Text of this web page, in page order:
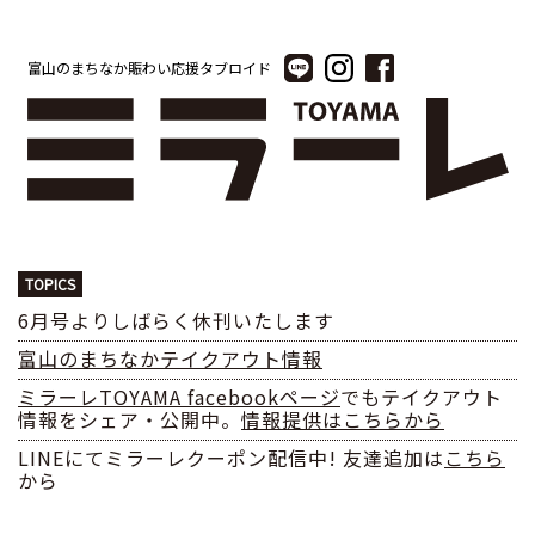
富山のまちなか賑わい応援タブロイド
TOPICS
6月号よりしばらく休刊いたします
富山のまちなかテイクアウト情報
ミラーレTOYAMA facebookページでもテイクアウト
情報をシェア・公開中。 情報提供はこちらから
LINEにてミラーレクーポン配信中! 友達追加はこちら
から